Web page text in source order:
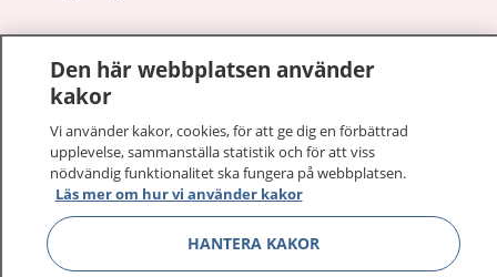
1177 på flera språk
Om 1177
Kontakt Show
Den här webbplatsen använder
kakor
Vi använder kakor, cookies, för att ge dig en förbättrad
upplevelse, sammanställa statistik och för att viss
nödvändig funktionalitet ska fungera på webbplatsen.
Läs mer om hur vi använder kakor
HANTERA KAKOR